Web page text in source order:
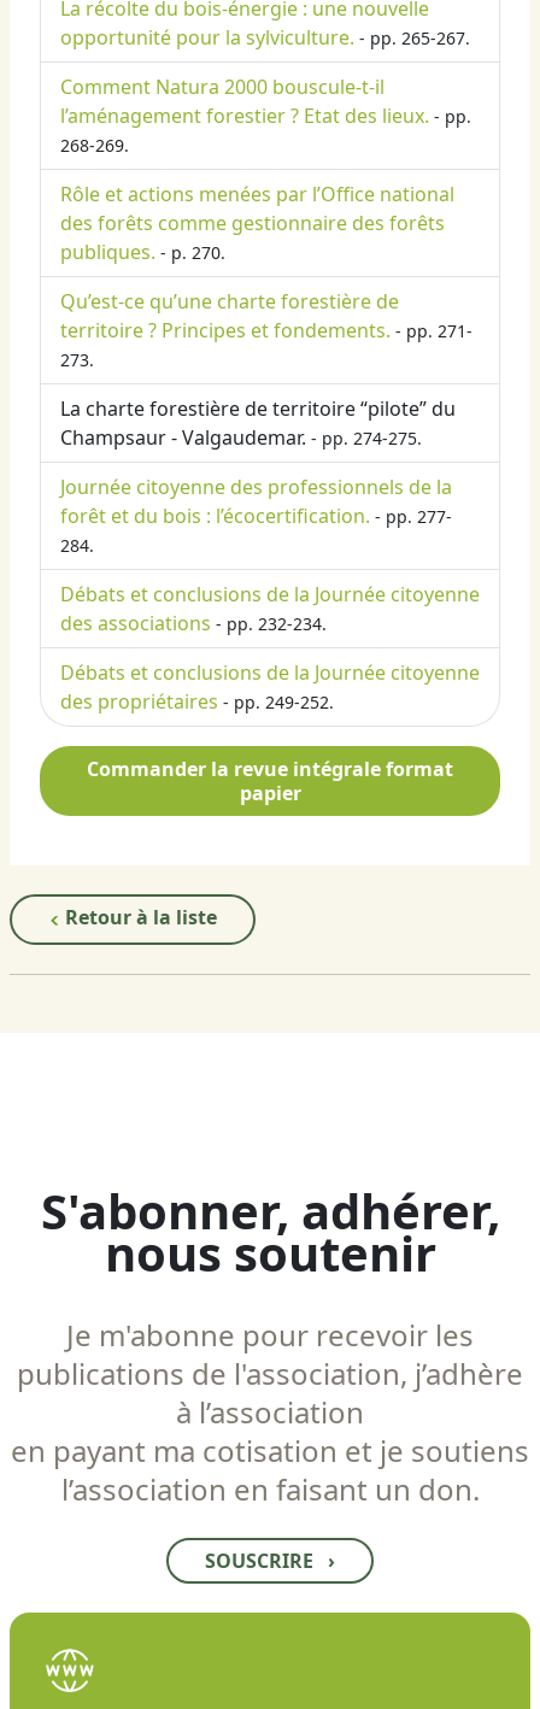
La récolte du bois-énergie : une nouvelle
opportunité pour la sylviculture. - pp. 265-267.
Comment Natura 2000 bouscule-t-il
l’aménagement forestier ? Etat des lieux. - pp.
268-269.
Rôle et actions menées par l’Office national
des forêts comme gestionnaire des forêts
publiques. - p. 270.
Qu’est-ce qu’une charte forestière de
territoire ? Principes et fondements. - pp. 271-
273.
La charte forestière de territoire “pilote” du
Champsaur - Valgaudemar. - pp. 274-275.
Journée citoyenne des professionnels de la
forêt et du bois : l’écocertification. - pp. 277-
284.
Débats et conclusions de la Journée citoyenne
des associations - pp. 232-234.
Débats et conclusions de la Journée citoyenne
des propriétaires - pp. 249-252.
Commander la revue intégrale format
papier
Retour à la liste
S'abonner, adhérer,
nous soutenir
Je m'abonne pour recevoir les
publications de l'association, j’adhère
à l’association
en payant ma cotisation et je soutiens
l’association en faisant un don.
SOUSCRIRE ›